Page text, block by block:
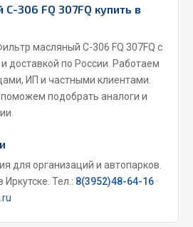
306 FQ 307FQ купить в
масляный C-306 FQ 307FQ с
доставкой по России. Работаем
ИП и частными клиентами.
подобрать аналоги и
для организаций и автопарков.
Иркутске. Тел.: 8(3952)48-64-16 ·